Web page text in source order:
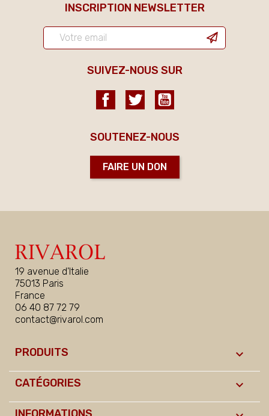
INSCRIPTION NEWSLETTER
SUIVEZ-NOUS SUR
FacebookTwitter
SOUTENEZ-NOUS
FAIRE UN DON
19 avenue d'Italie
75013 Paris
France
06 40 87 72 79
contact@rivarol.com
PRODUITS 
CATÉGORIES 